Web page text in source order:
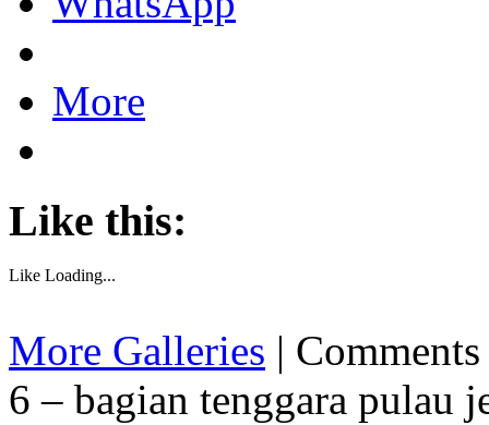
More
Like this:
Like Loading...
More Galleries |
6 – bagian tenggara pulau